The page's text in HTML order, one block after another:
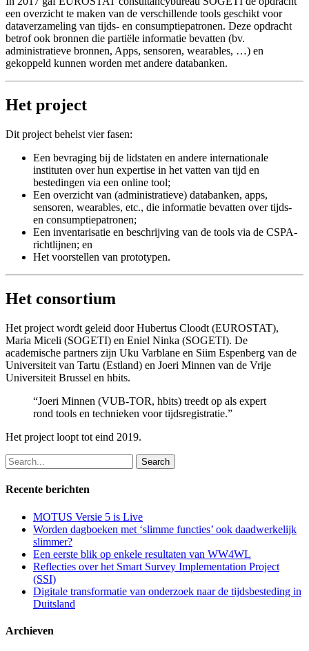
een overzicht te maken van de verschillende tools geschikt voor
dataverzameling van tijds- en consumptiepatronen. Deze opdracht
betrof ook bronnen die partiële informatie bevatten (bv.
administratieve bronnen, Apps, sensoren, wearables, …) en
gekoppeld kunnen worden met andere databanken.
Het project
Dit project behelst vier fasen:
Een bevraging bij de lidstaten en andere internationale
instituten over hun expertise in het vatten van tijd en
bestedingen via een online tool;
Een overzicht van (administratieve) databanken, apps,
sensoren, wearables, etc., die informatie bevatten over tijds-
en consumptiepatronen;
Een inventarisatie en beschrijving van de tools via de CSPA-
richtlijnen; en
Het voorstellen van prototypen.
Het consortium
Het project wordt geleid door Hubertus Cloodt (EUROSTAT),
Maria Miceli (SOGETI) en Eniel Ninka (SOGETI). De
academische partners zijn Uku Varblane en Siim Espenberg van de
Universiteit van Tartu (Estland) en Joeri Minnen van de Vrije
Universiteit Brussel en hbits.
“Joeri Minnen (VUB-TOR, hbits) treedt op als expert
rond tools en technieken voor tijdsregistratie.”
Het project loopt tot eind 2019.
Search
for:
Recente berichten
MOTUS Versie 5 is Live
Worden dagboeken met ‘slimme functies’ ook daadwerkelijk
slimmer?
Een eerste blik op enkele resultaten van WW4WL
Reflecties over het Smart Survey Implementation Project
(SSI)
Digitale transformatie van onderzoek naar de tijdsbesteding in
Duitsland
Archieven